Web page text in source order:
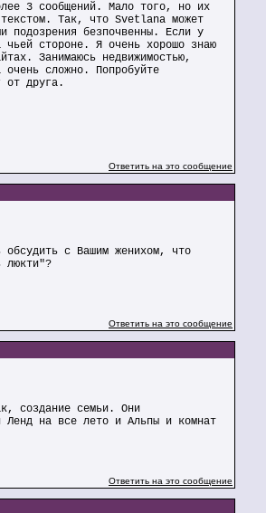
3 сообщений. Мало того, но их
текстом. Так, что Svetlana может
безпочвенны. Если у
чьей стороне. Я очень хорошо знаю
Занимаюсь недвижимостью,
сложно. Попробуйте
от друга.
Ответить на это сообщение
обсудить с Вашим женихом, что
люкти"?
Ответить на это сообщение
создание семьи. Они
Ленд на все лето и Альпы и комнат
Ответить на это сообщение